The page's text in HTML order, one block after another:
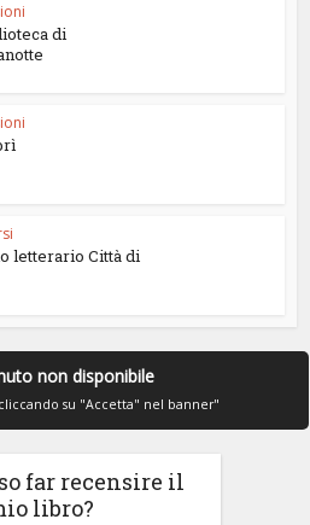
di
letterario Città di
non disponibile
su "Accetta" nel banner"
far recensire il
libro?